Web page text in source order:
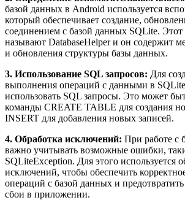
базой данных в Android используется
который обеспечивает создание,
соединением с базой данных SQLite. Этот
называют DatabaseHelper и он содержит
и обновления структуры базы данных.
3. Использование SQL запросов: Для
выполнения операций с данными в
использовать SQL запросы. Это может
команды CREATE TABLE для создания
INSERT для добавления новых записей.
4. Обработка исключений: При работе с
важно учитывать возможные ошибки,
SQLiteException. Для этого используется
исключений, чтобы обеспечить
операций с базой данных и
сбои в приложении.